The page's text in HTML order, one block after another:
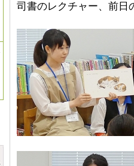
司書のレクチャー、前日